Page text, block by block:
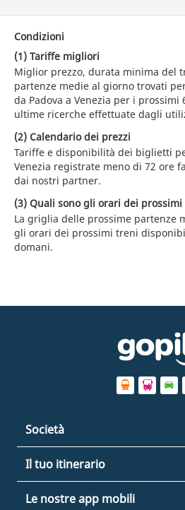
Condizioni
(1) Tariffe migliori
Miglior prezzo, durata minima del
partenze medie al giorno trovati
da Padova a Venezia per i prossimi
ultime ricerche effettuate dagli
(2) Calendario dei prezzi
Tariffe e disponibilità dei biglietti
Venezia registrate meno di 72 ore
dai nostri partner.
(3) Quali sono gli orari dei
La griglia delle prossime partenze
gli orari dei prossimi treni
domani.
Società
Il tuo itinerario
Le nostre app mobili